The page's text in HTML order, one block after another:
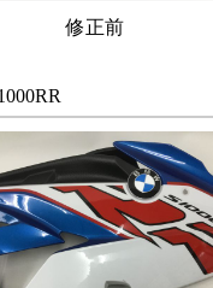
修正前